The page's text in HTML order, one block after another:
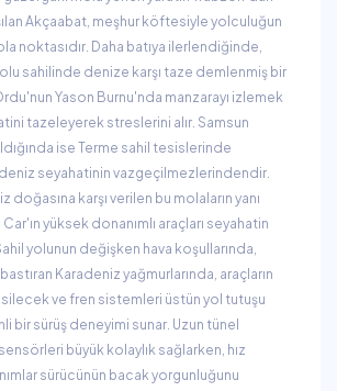
Akçaabat, meşhur köftesiyle yolculuğun
noktasıdır. Daha batıya ilerlendiğinde,
sahilinde denize karşı taze demlenmiş bir
Yason Burnu'nda manzarayı izlemek
tazeleyerek streslerini alır. Samsun
ise Terme sahil tesislerinde
seyahatinin vazgeçilmezlerindendir.
doğasına karşı verilen bu molaların yanı
Car'ın yüksek donanımlı araçları seyahatin
yolunun değişken hava koşullarında,
Karadeniz yağmurlarında, araçların
silecek ve fren sistemleri üstün yol tutuşu
bir sürüş deneyimi sunar. Uzun tünel
büyük kolaylık sağlarken, hız
sürücünün bacak yorgunluğunu